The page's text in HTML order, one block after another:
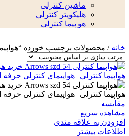
ماشین کنترلی
هلیکوپتر کنترلی
هواپیما کنترلی
خانه/ محصولات برچسب خورده “هواپیما
مقایسه
مشاهده سریع
افزودن به علاقه مندی
اطلاعات بیشتر